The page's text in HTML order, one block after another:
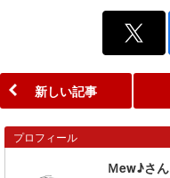
新しい記事
プロフィール
Ｍew♪さん